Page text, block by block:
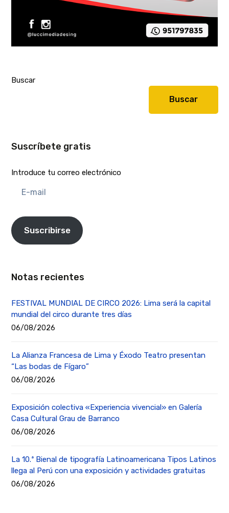
Buscar
Buscar
Suscríbete gratis
Introduce tu correo electrónico
mail
Suscribirse
Notas recientes
FESTIVAL MUNDIAL DE CIRCO 2026: Lima será la capital
mundial del circo durante tres días
06/08/2026
La Alianza Francesa de Lima y Éxodo Teatro presentan
“Las bodas de Fígaro”
06/08/2026
Exposición colectiva «Experiencia vivencial» en Galería
Casa Cultural Grau de Barranco
06/08/2026
La 10.ª Bienal de tipografía Latinoamericana Tipos Latinos
llega al Perú con una exposición y actividades gratuitas
06/08/2026